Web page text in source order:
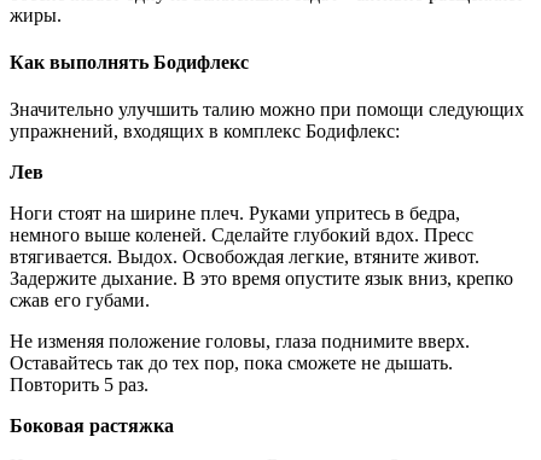
жиры.
Как выполнять Бодифлекс
Значительно улучшить талию можно при помощи следующих
упражнений, входящих в комплекс Бодифлекс:
Лев
Ноги стоят на ширине плеч. Руками упритесь в бедра,
немного выше коленей. Сделайте глубокий вдох. Пресс
втягивается. Выдох. Освобождая легкие, втяните живот.
Задержите дыхание. В это время опустите язык вниз, крепко
сжав его губами.
Не изменяя положение головы, глаза поднимите вверх.
Оставайтесь так до тех пор, пока сможете не дышать.
Повторить 5 раз.
Боковая растяжка